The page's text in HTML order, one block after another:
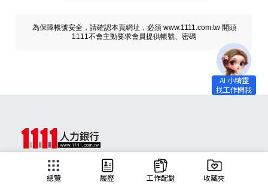
為保障帳號安全，請確認本頁網址，必須 www.1111.com.tw 開頭
1111不會主動要求會員提供帳號、密碼
總覽 履歷 工作配對 收藏夾